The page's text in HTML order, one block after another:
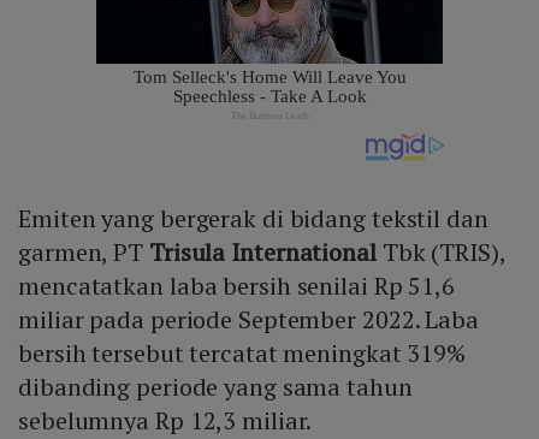
Emiten yang bergerak di bidang tekstil dan
garmen, PT Trisula InternationalTbk (TRIS),
mencatatkan laba bersih senilai Rp 51,6
miliar pada periode September 2022. Laba
bersih tersebut tercatat meningkat 319%
dibanding periode yang sama tahun
sebelumnya Rp 12,3 miliar.